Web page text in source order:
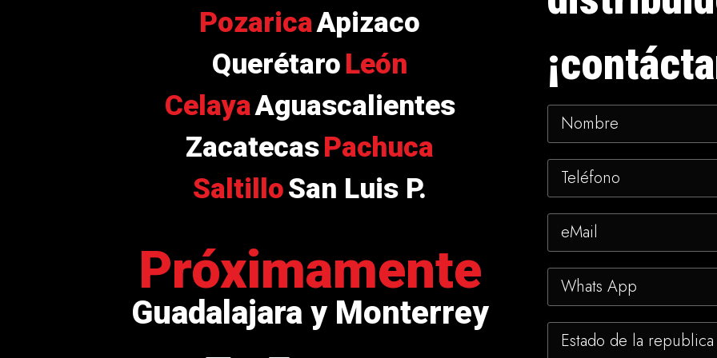
PozaricaApizaco
QuerétaroLeón
CelayaAguascalientes
ZacatecasPachuca
SaltilloSan Luis P.
Próximamente
Guadalajara y Monterrey